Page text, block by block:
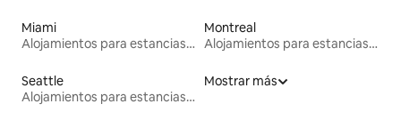
Miami
Alojamientos para estancias largas
Montreal
Alojamientos para estancias largas
Seattle
Alojamientos para estancias largas
Mostrar más